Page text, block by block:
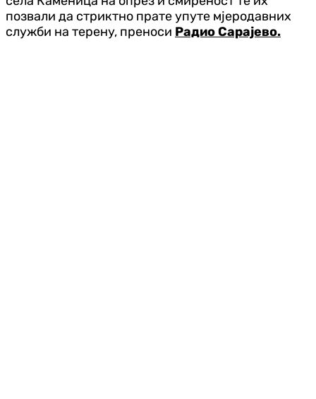
позвали да стриктно прате упуте мјеродавних
служби на терену, преноси Радио Сарајево.